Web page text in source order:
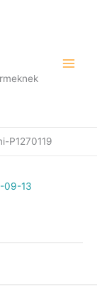
P1270119
09-13